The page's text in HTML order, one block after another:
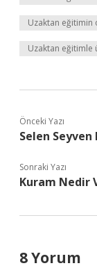
Uzaktan
Uzaktan eğitimle
Önceki Yazı
Selen
Sonraki Yazı
Kuram Nedir
8 Yorum